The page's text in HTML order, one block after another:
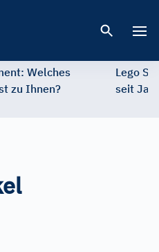
Welches
zu Ihnen?
Lego
seit